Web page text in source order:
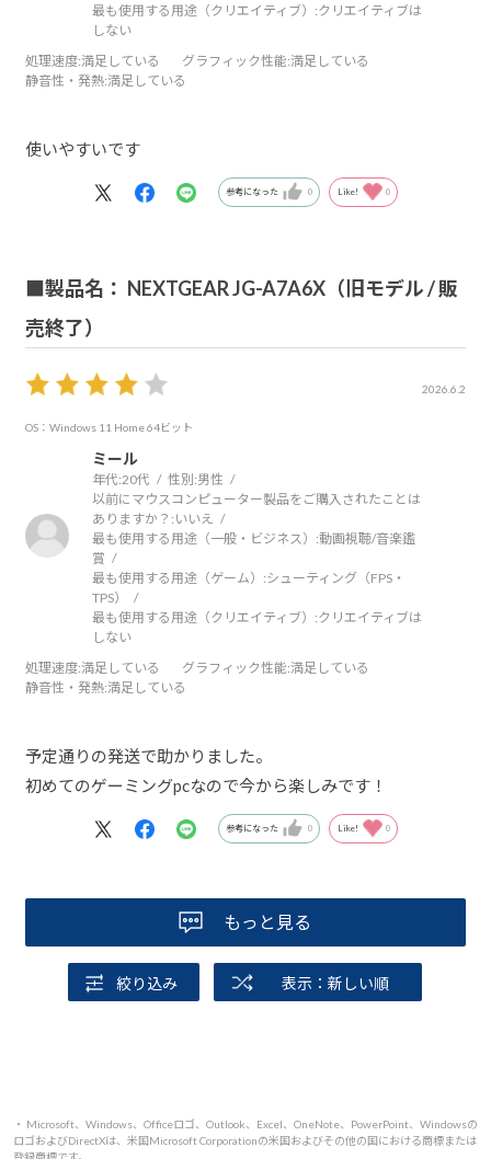
最も使用する用途（クリエイティブ）:クリエイティブは
しない
処理速度:満足している グラフィック性能:満足している
静音性・発熱:満足している
使いやすいです
参考になった 0 Like! 0
■製品名： NEXTGEAR JG-A7A6X（旧モデル / 販
売終了）
2026.6.2
OS：Windows 11 Home 64ビット
ミール
年代:20代 性別:男性
以前にマウスコンピューター製品をご購入されたことは
ありますか？: いいえ
最も使用する用途（一般・ビジネス）:動画視聴/音楽鑑
賞
最も使用する用途（ゲーム）:シューティング（FPS・
TPS）
最も使用する用途（クリエイティブ）:クリエイティブは
しない
処理速度:満足している グラフィック性能:満足している
静音性・発熱:満足している
予定通りの発送で助かりました。
初めてのゲーミングpcなので今から楽しみです！
参考になった 0 Like! 0
もっと見る
絞り込み 表示：新しい順
・ Microsoft、Windows、Officeロゴ、Outlook、Excel、OneNote、PowerPoint、Windowsの
ロゴおよびDirectXは、米国Microsoft Corporationの米国およびその他の国における商標または